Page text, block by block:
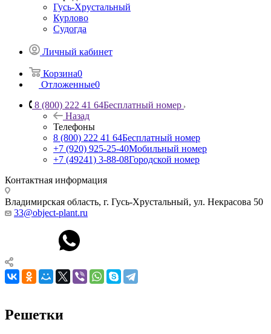
Гусь-Хрустальный
Курлово
Судогда
Личный кабинет
Корзина0
Отложенные0
8 (800) 222 41 64Бесплатный номер
Назад
Телефоны
8 (800) 222 41 64Бесплатный номер
+7 (920) 925-25-40Мобильный номер
+7 (49241) 3-88-08Городской номер
Контактная информация
Владимирская область, г. Гусь-Хрустальный, ул. Некрасова 50
33@object-plant.ru
Решетки